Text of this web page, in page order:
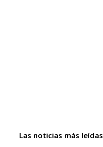
Las noticias más leídas